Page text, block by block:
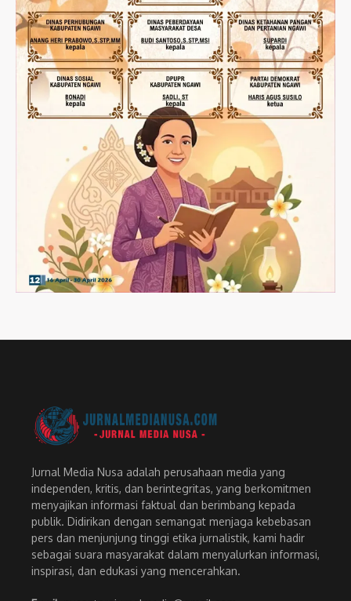
Jurnal Media Nusa adalah perusahaan media yang
independen, kritis, dan berintegritas, yang berkomitmen
menyajikan informasi faktual dan berimbang kepada
publik. Didirikan dengan semangat menjaga kebebasan
pers dan menjunjung tinggi etika jurnalistik, kami hadir
sebagai suara masyarakat dalam menyalurkan informasi,
inspirasi, dan edukasi yang mencerahkan.